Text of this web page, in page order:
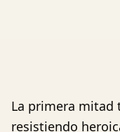
La primera mitad
resistiendo